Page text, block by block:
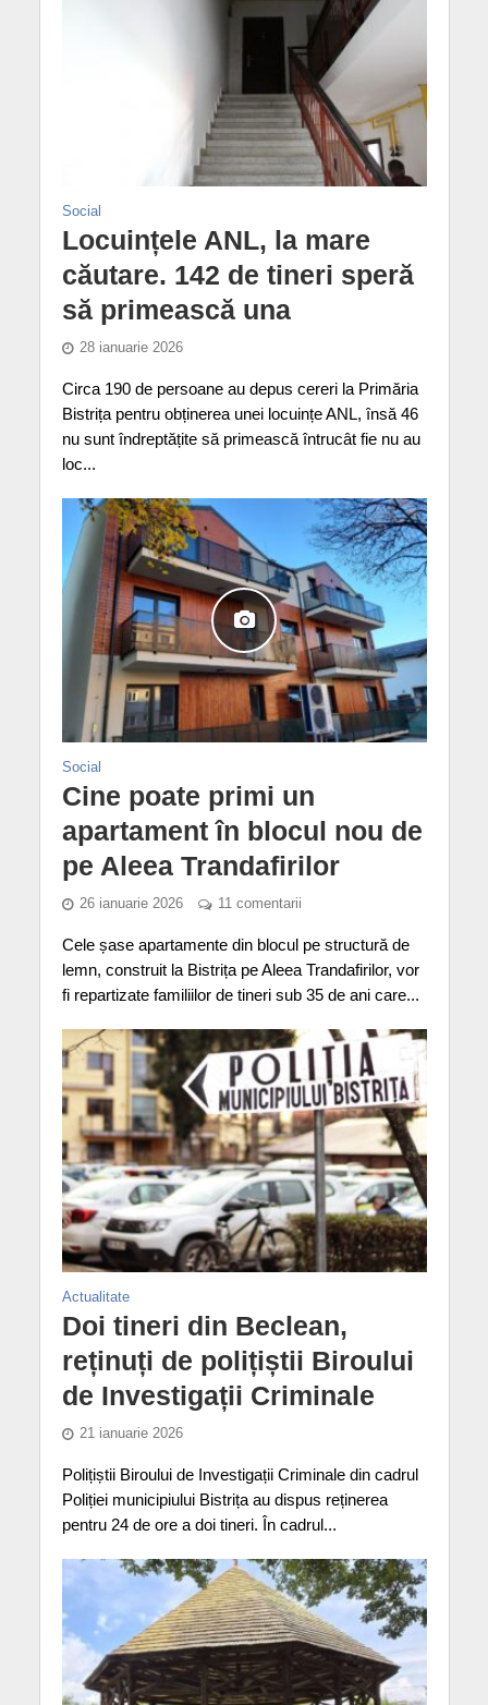
Social
Locuințele ANL, la mare
căutare. 142 de tineri speră
să primească una
28 ianuarie 2026
Circa 190 de persoane au depus cereri la Primăria
Bistrița pentru obținerea unei locuințe ANL, însă 46
nu sunt îndreptățite să primească întrucât fie nu au
loc...
Social
Cine poate primi un
apartament în blocul nou de
pe Aleea Trandafirilor
26 ianuarie 2026 11 comentarii
Cele șase apartamente din blocul pe structură de
lemn, construit la Bistrița pe Aleea Trandafirilor, vor
fi repartizate familiilor de tineri sub 35 de ani care...
Actualitate
Doi tineri din Beclean,
reținuți de polițiștii Biroului
de Investigații Criminale
21 ianuarie 2026
Polițiștii Biroului de Investigații Criminale din cadrul
Poliției municipiului Bistrița au dispus reținerea
pentru 24 de ore a doi tineri. În cadrul...